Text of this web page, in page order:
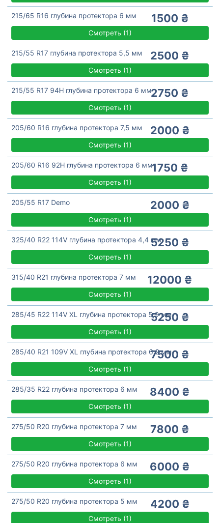
215/65 R16 глубина протектора 6 мм 1500 ₴
Смотреть (1)
215/55 R17 глубина протектора 5,5 мм 2500 ₴
Смотреть (1)
215/55 R17 94H глубина протектора 6 мм2750 ₴
Смотреть (1)
205/60 R16 глубина протектора 7,5 мм 2000 ₴
Смотреть (1)
205/60 R16 92H глубина протектора 6 мм1750 ₴
Смотреть (1)
205/55 R17 Demo 2000 ₴
Смотреть (1)
325/40 R22 114V глубина протектора 4,4 мм5250 ₴
Смотреть (1)
315/40 R21 глубина протектора 7 мм 12000 ₴
Смотреть (1)
285/45 R22 114V XL глубина протектора 5,9 мм
5250 ₴
Смотреть (1)
285/40 R21 109V XL глубина протектора 6,2 мм
7500 ₴
Смотреть (1)
285/35 R22 глубина протектора 6 мм 8400 ₴
Смотреть (1)
275/50 R20 глубина протектора 7 мм 7800 ₴
Смотреть (1)
275/50 R20 глубина протектора 6 мм 6000 ₴
Смотреть (1)
275/50 R20 глубина протектора 5 мм 4200 ₴
Смотреть (1)